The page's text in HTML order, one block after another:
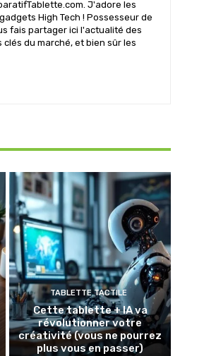
J'adore les
High Tech ! Possesseur de
fais partager ici l'actualité des
du marché, et bien sûr les
TABLETTE TACTILE
Cette tablette + IA va
révolutionner votre
créativité (vous ne pourrez
plus vous en passer)